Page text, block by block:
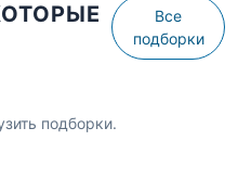
Все
подборки
подборки.